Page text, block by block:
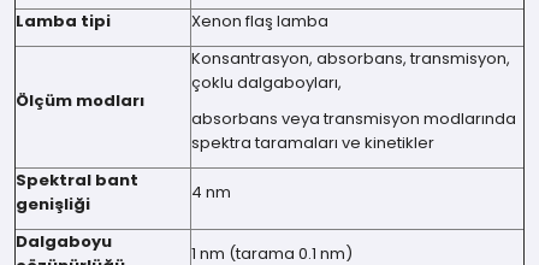
Lamba tipi Xenon flaş lamba
Ölçüm modları
Konsantrasyon, absorbans, transmisyon,
çoklu dalgaboyları,
absorbans veya transmisyon modlarında
spektra taramaları ve kinetikler
Spektral bant
genişliği
4 nm
Dalgaboyu
1 nm (tarama 0.1 nm)